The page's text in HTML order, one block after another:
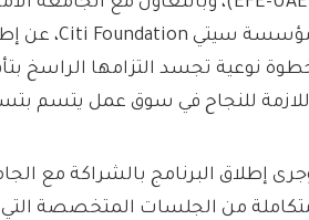
نوعية تجسد التزامها الراسخ
للنجاح في سوق عمل يتسم
إطلاق البرنامج بالشراكة مع
من الجلسات المتخصصة التي